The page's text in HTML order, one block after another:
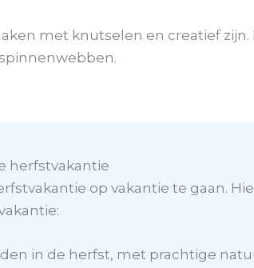
met knutselen en creatief
herfstvakantie
op vakantie te gaan.
in de herfst, met prachtige